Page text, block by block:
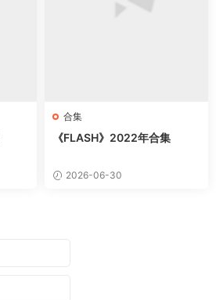
合集
《FLASH》2022年合集
2026-06-30